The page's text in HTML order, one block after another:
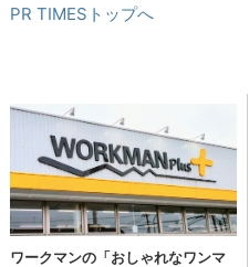
PR TIMESトップへ